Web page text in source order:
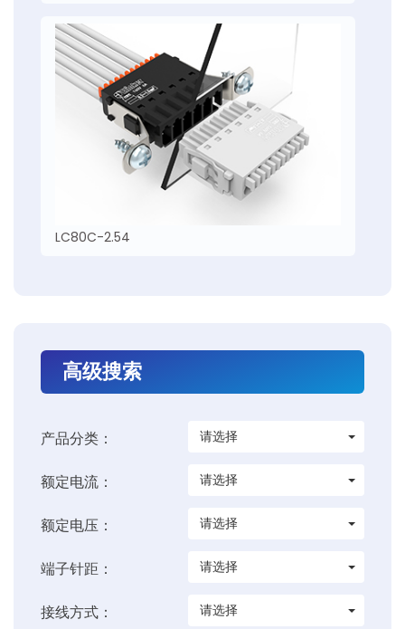
LC80C-2.54
高级搜索
产品分类： 请选择
额定电流： 请选择
额定电压： 请选择
端子针距： 请选择
接线方式： 请选择